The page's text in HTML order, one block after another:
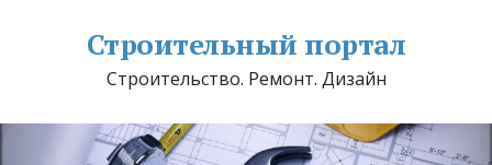
Строительный портал
Строительство. Ремонт. Дизайн